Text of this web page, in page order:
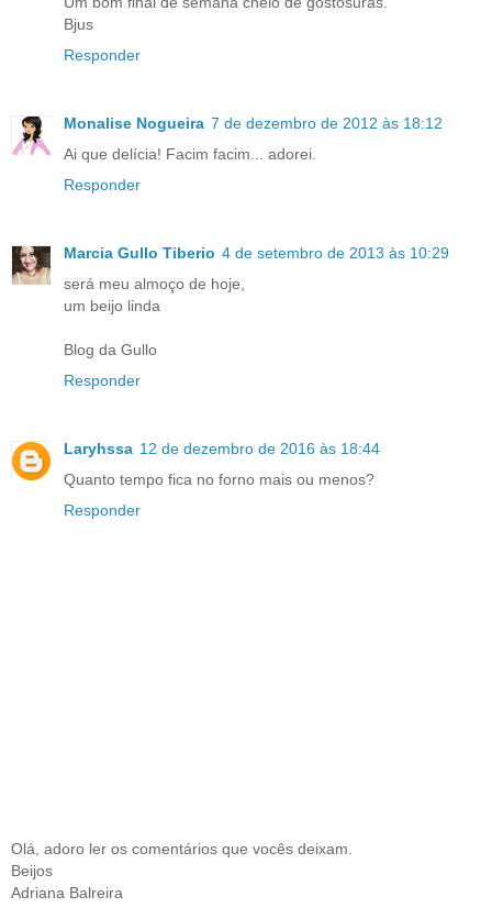
Bjus
Responder
Monalise Nogueira 7 de dezembro de 2012 às 18:12
Ai que delícia! Facim facim... adorei.
Responder
Marcia Gullo Tiberio 4 de setembro de 2013 às 10:29
será meu almoço de hoje,
um beijo linda
Blog da Gullo
Responder
Laryhssa 12 de dezembro de 2016 às 18:44
Quanto tempo fica no forno mais ou menos?
Responder
Olá, adoro ler os comentários que vocês deixam.
Beijos
Adriana Balreira